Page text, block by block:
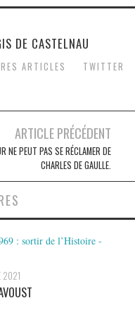
DE CASTELNAU
ARTICLES TWITTER
ARTICLE PRÉCÉDENT
NE PEUT PAS SE RÉCLAMER DE
CHARLES DE GAULLE.
: sortir de l’Histoire -
2021